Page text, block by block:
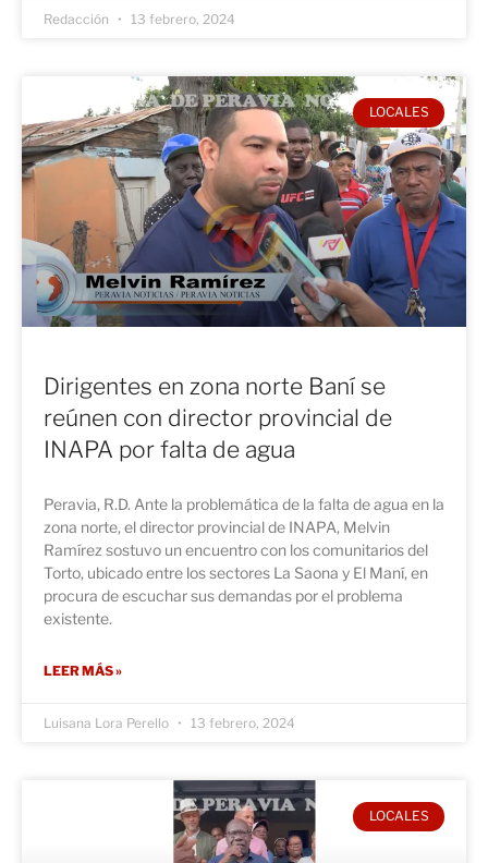
Redacción 13 febrero, 2024
LOCALES
Dirigentes en zona norte Baní se
reúnen con director provincial de
INAPA por falta de agua
Peravia, R.D. Ante la problemática de la falta de agua en la
zona norte, el director provincial de INAPA, Melvin
Ramírez sostuvo un encuentro con los comunitarios del
Torto, ubicado entre los sectores La Saona y El Maní, en
procura de escuchar sus demandas por el problema
existente.
LEER MÁS »
Luisana Lora Perello 13 febrero, 2024
LOCALES